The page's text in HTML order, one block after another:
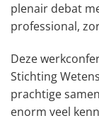
plenair debat
professional,
Deze
Stichting
prachtige
enorm veel